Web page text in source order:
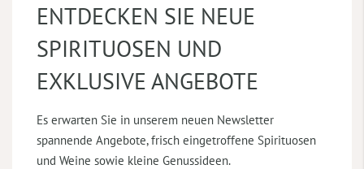
ENTDECKEN SIE NEUE
SPIRITUOSEN UND
EXKLUSIVE ANGEBOTE
Es erwarten Sie in unserem neuen Newsletter
spannende Angebote, frisch eingetroffene Spirituosen
und Weine sowie kleine Genussideen.